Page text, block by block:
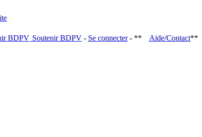
Soutenir BDPV - Se connecter- ** Aide/Contact**